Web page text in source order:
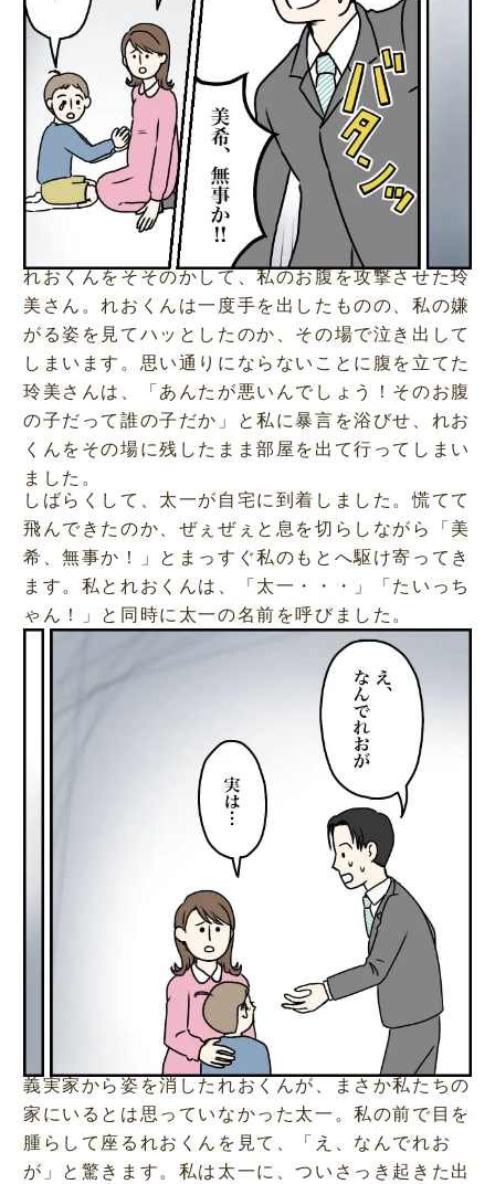
れおくんをそそのかして、私のお腹を攻撃させた玲
美さん。れおくんは一度手を出したものの、私の嫌
がる姿を見てハッとしたのか、その場で泣き出して
しまいます。思い通りにならないことに腹を立てた
玲美さんは、「あんたが悪いんでしょう！そのお腹
の子だって誰の子だか」と私に暴言を浴びせ、れお
くんをその場に残したまま部屋を出て行ってしまい
ました。
しばらくして、太一が自宅に到着しました。慌てて
飛んできたのか、ぜぇぜぇと息を切らしながら「美
希、無事か！」とまっすぐ私のもとへ駆け寄ってき
ます。私とれおくんは、「太一・・・」「たいっち
ゃん！」と同時に太一の名前を呼びました。
義実家から姿を消したれおくんが、まさか私たちの
家にいるとは思っていなかった太一。私の前で目を
腫らして座るれおくんを見て、「え、なんでれお
が」と驚きます。私は太一に、ついさっき起きた出